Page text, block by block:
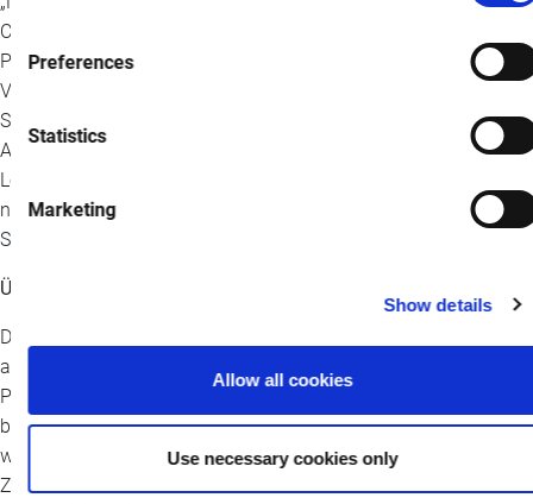
Preferences
Statistics
Marketing
Show details
Allow all cookies
Use necessary cookies only
Cameron Daniel, CTO von Megaport. „Mit Routing- und Edge-
Plattformen wie Megaport Cloud Router (MCR) und Megaport
Virtual Edge (MVE) orchestrieren Unternehmen Netzwerke in
Software-Aspekten: Segmentierung des Datenverkehrs,
Automatisierung von Compliance-Pfaden und Gestaltung der
Leistung für KI- und GPU-gesteuerte Workloads. Dabei geht es
nicht mehr nur um Konnektivität. Es ist die intelligente
Steuerungsebene des Unternehmens.“
Über den Bericht
Der
anonymisierte Plattformdaten aus Megaports globaler NaaS-
Präsenz mit einer Umfrage unter IT-Führungskräften weltweit. Er
bietet eine Hersteller- und Cloud-neutrale Perspektive darauf,
wie Unternehmen Netzwerke für eine virtualisierungsorientierte
Zukunft gestalten. Sehen Sie sich den Megaport Cloud Network